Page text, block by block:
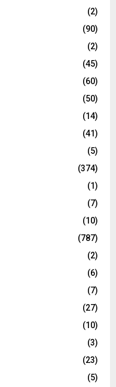
(2)
(90)
(2)
(45)
(60)
(50)
(14)
(41)
(5)
(374)
(1)
(7)
(10)
(787)
(2)
(6)
(7)
(27)
(10)
(3)
(23)
(5)